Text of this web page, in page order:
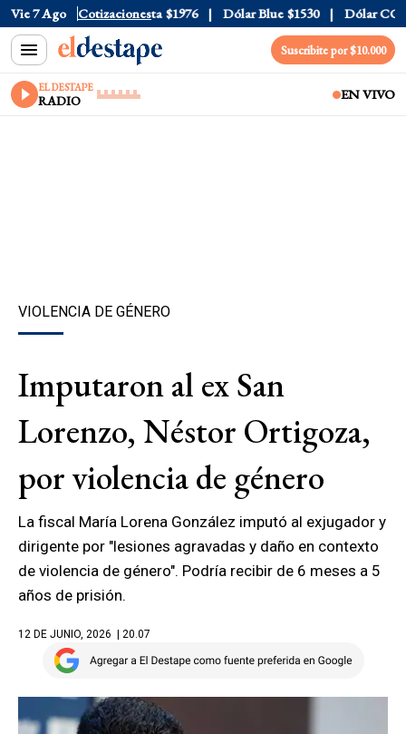
Vie 7 Ago Cotizaciones
$1520 Dólar Tarjeta $1976 Dólar Blue $1530 Dólar CCL
Suscribite por $10.000
EL DESTAPE
RADIO EN VIVO
VIOLENCIA DE GÉNERO
Imputaron al ex San
Lorenzo, Néstor Ortigoza,
por violencia de género
La fiscal María Lorena González imputó al exjugador y
dirigente por "lesiones agravadas y daño en contexto
de violencia de género". Podría recibir de 6 meses a 5
años de prisión.
12 DE JUNIO, 2026 | 20.07